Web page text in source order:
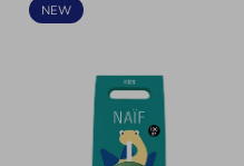
NEW